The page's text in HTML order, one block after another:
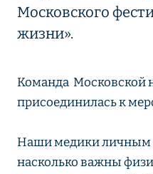
Московского
жизни».
Команда Московской
присоединилась к
Наши медики личным
насколько важны